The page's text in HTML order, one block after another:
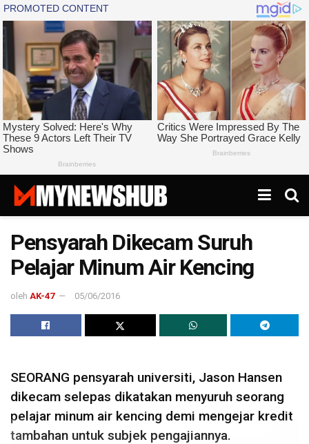
Pensyarah Dikecam Suruh
Pelajar Minum Air Kencing
oleh AK-47 05/06/2016
SEORANG pensyarah universiti, Jason Hansen
dikecam selepas dikatakan menyuruh seorang
pelajar minum air kencing demi mengejar kredit
tambahan untuk subjek pengajiannya.